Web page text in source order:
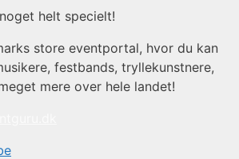
helt specielt!
store eventportal, hvor du kan
festbands, tryllekunstnere,
mere over hele landet!